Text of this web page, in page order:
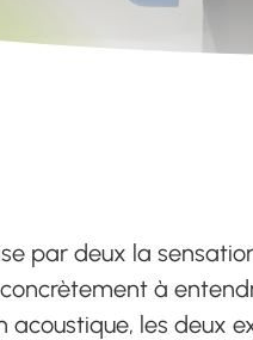
par deux la
à
les deux